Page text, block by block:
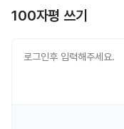
100자평 쓰기